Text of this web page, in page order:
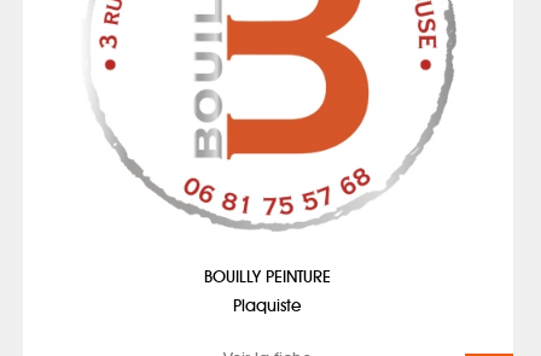
BOUILLY PEINTURE
Plaquiste